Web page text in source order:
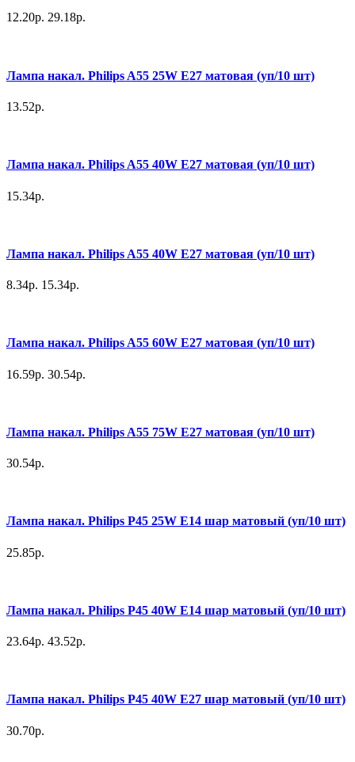
12.20р. 29.18р.
Лампа накал. Philips A55 25W E27 матовая (уп/10 шт)
13.52р.
Лампа накал. Philips A55 40W E27 матовая (уп/10 шт)
15.34р.
Лампа накал. Philips A55 40W E27 матовая (уп/10 шт)
8.34р. 15.34р.
Лампа накал. Philips A55 60W E27 матовая (уп/10 шт)
16.59р. 30.54р.
Лампа накал. Philips A55 75W E27 матовая (уп/10 шт)
30.54р.
Лампа накал. Philips P45 25W E14 шар матовый (уп/10 шт)
25.85р.
Лампа накал. Philips P45 40W E14 шар матовый (уп/10 шт)
23.64р. 43.52р.
Лампа накал. Philips P45 40W E27 шар матовый (уп/10 шт)
30.70р.